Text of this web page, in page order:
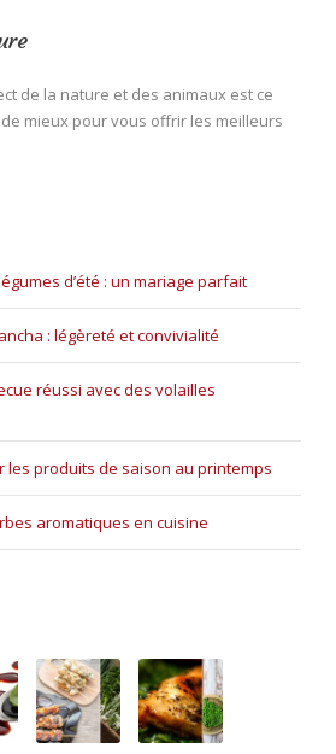
de la nature et des animaux est ce
mieux pour vous offrir les meilleurs
d’été : un mariage parfait
: légèreté et convivialité
réussi avec des volailles
les produits de saison au printemps
aromatiques en cuisine